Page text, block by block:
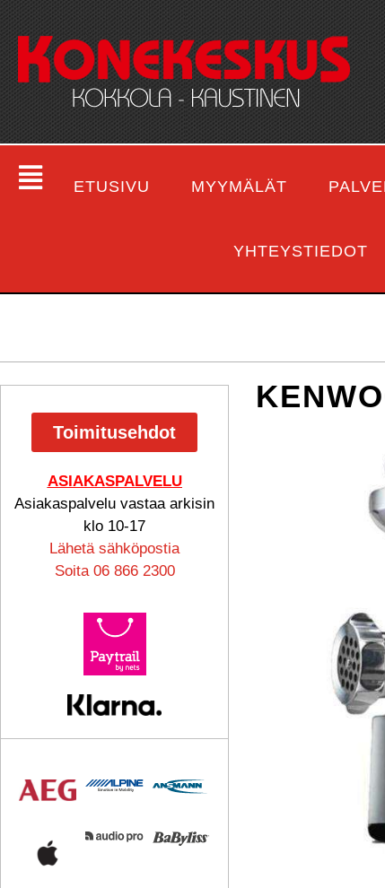
ETUSIVU MYYMÄLÄT
YHTEYSTIEDOT
Toimitusehdot
ASIAKASPALVELU
Asiakaspalvelu vastaa arkisin
klo 10-17
Lähetä sähköpostia
Soita 06 866 2300